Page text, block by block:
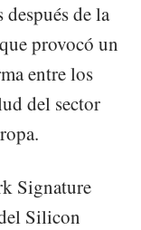
después de la
provocó un
entre los
del sector
Signature
Silicon